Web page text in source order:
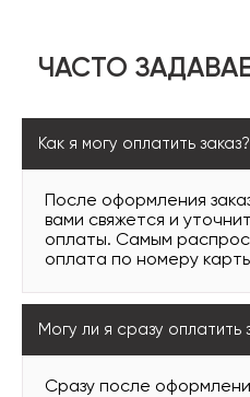
ЧАСТО
Как я могу оплатить заказ?
После оформления
вами свяжется и
оплаты. Самым
оплата по номеру
Могу ли я сразу оплатить
Сразу после